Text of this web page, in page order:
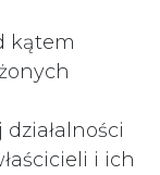
kątem
i ich